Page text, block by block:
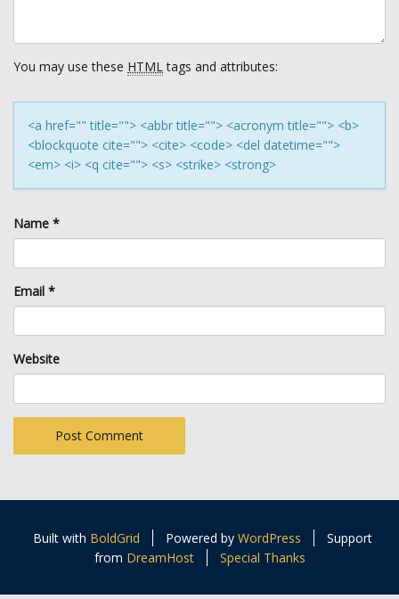
You may use these HTMLtags and attributes:
<a href="" title=""> <abbr title=""> <acronym title=""> <b>
<blockquote cite=""> <cite> <code> <del datetime="">
<em> <i> <q cite=""> <s> <strike> <strong>
Name *
Email *
Website
Built with BoldGrid Powered by WordPress
Support
from DreamHost Special Thanks